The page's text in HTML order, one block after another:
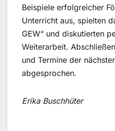
Beispiele erfolgreicher
Unterricht aus, spielten
GEW“ und diskutierten
Weiterarbeit.
und Termine der
abgesprochen.
Erika Buschhüter